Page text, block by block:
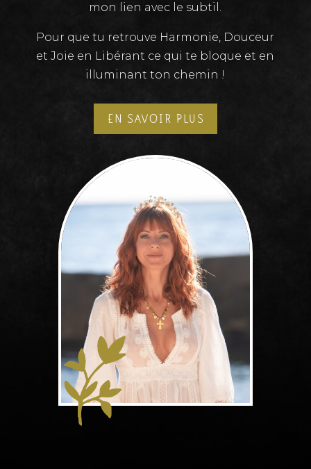
mon lien avec le subtil.
Pour que tu retrouve Harmonie, Douceur
et Joie en Libérant ce qui te bloque et en
illuminant ton chemin !
EN SAVOIR PLUS